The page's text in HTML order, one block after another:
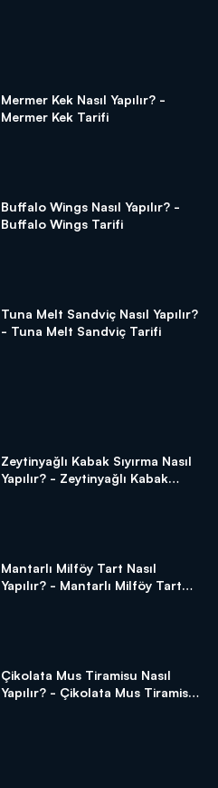
Mermer Kek Nasıl Yapılır? -
Mermer Kek Tarifi
Buffalo Wings Nasıl Yapılır? -
Buffalo Wings Tarifi
Tuna Melt Sandviç Nasıl Yapılır?
- Tuna Melt Sandviç Tarifi
Zeytinyağlı Kabak Sıyırma Nasıl
Yapılır? - Zeytinyağlı Kabak
Mantarlı Milföy Tart Nasıl
Yapılır? - Mantarlı Milföy Tart
Çikolata Mus Tiramisu Nasıl
Yapılır? - Çikolata Mus Tiramisu